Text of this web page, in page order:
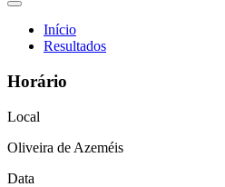
Início
Resultados
Horário
Local
Oliveira de Azeméis
Data